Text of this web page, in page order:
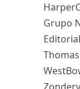
Grupo